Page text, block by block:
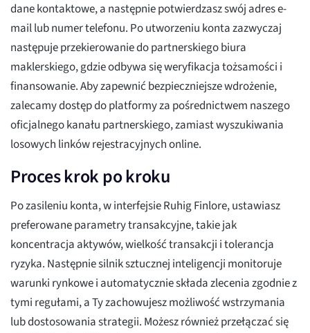
dane kontaktowe, a następnie potwierdzasz swój adres e-
mail lub numer telefonu. Po utworzeniu konta zazwyczaj
następuje przekierowanie do partnerskiego biura
maklerskiego, gdzie odbywa się weryfikacja tożsamości i
finansowanie. Aby zapewnić bezpieczniejsze wdrożenie,
zalecamy dostęp do platformy za pośrednictwem naszego
oficjalnego kanału partnerskiego, zamiast wyszukiwania
losowych linków rejestracyjnych online.
Proces krok po kroku
Po zasileniu konta, w interfejsie Ruhig Finlore, ustawiasz
preferowane parametry transakcyjne, takie jak
koncentracja aktywów, wielkość transakcji i tolerancja
ryzyka. Następnie silnik sztucznej inteligencji monitoruje
warunki rynkowe i automatycznie składa zlecenia zgodnie z
tymi regułami, a Ty zachowujesz możliwość wstrzymania
lub dostosowania strategii. Możesz również przełączać się